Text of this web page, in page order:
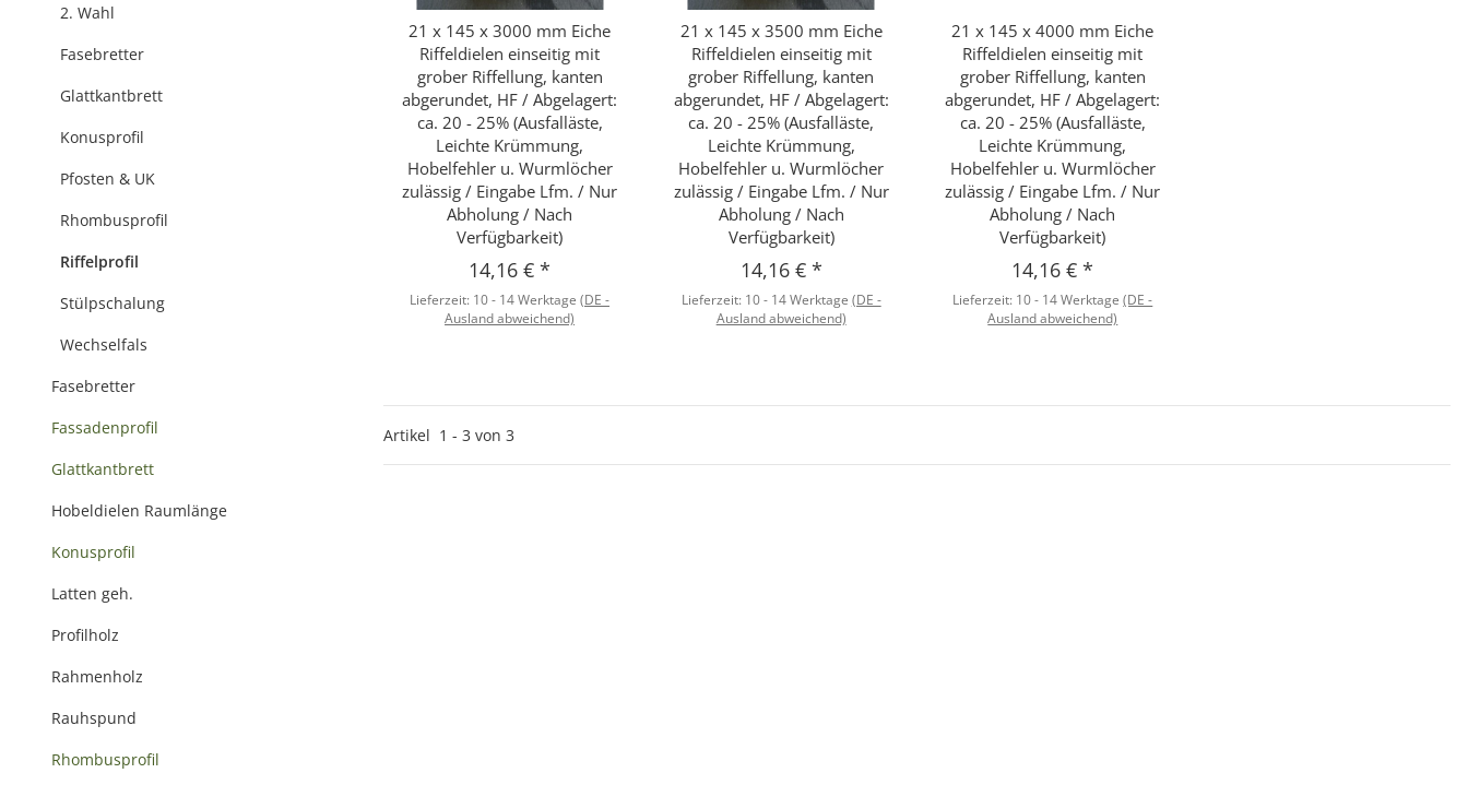
Schnellkauf
21 x 145 x 3000 mm Eiche
Riffeldielen einseitig mit
grober Riffellung, kanten
abgerundet, HF / Abgelagert:
ca. 20 - 25% (Ausfalläste,
Leichte Krümmung,
Hobelfehler u. Wurmlöcher
zulässig / Eingabe Lfm. / Nur
Abholung / Nach
Verfügbarkeit)
14,16 €*
Lieferzeit: 10 - 14 Werktage(DE -
Ausland abweichend)
Schnellkauf
21 x 145 x 3500 mm Eiche
Riffeldielen einseitig mit
grober Riffellung, kanten
abgerundet, HF / Abgelagert:
ca. 20 - 25% (Ausfalläste,
Leichte Krümmung,
Hobelfehler u. Wurmlöcher
zulässig / Eingabe Lfm. / Nur
Abholung / Nach
Verfügbarkeit)
14,16 € *
Lieferzeit: 10 - 14 Werktage (DE -
Ausland abweichend)
Schnellkauf
21 x 145 x 4000 mm Eiche
Riffeldielen einseitig mit
grober Riffellung, kanten
abgerundet, HF / Abgelagert:
ca. 20 - 25% (Ausfalläste,
Leichte Krümmung,
Hobelfehler u. Wurmlöcher
zulässig / Eingabe Lfm. / Nur
Abholung / Nach
Verfügbarkeit)
14,16 €*
Lieferzeit: 10 - 14 Werktage(DE -
Ausland abweichend)
Artikel 1 - 3 von 3
2. Wahl
Fasebretter
Glattkantbrett
Konusprofil
Pfosten & UK
Rhombusprofil
Riffelprofil
Stülpschalung
Wechselfals
Fasebretter
Fassadenprofil
Glattkantbrett
Hobeldielen Raumlänge
Konusprofil
Latten geh.
Profilholz
Rahmenholz
Rauhspund
Rhombusprofil